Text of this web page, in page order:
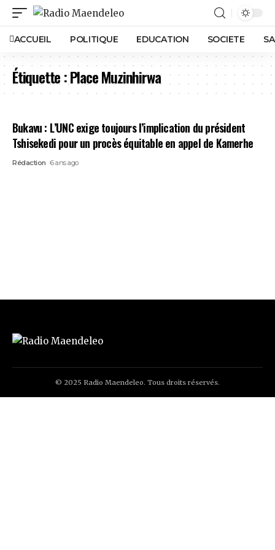
ACCUEIL POLITIQUE EDUCATION SOCIETE
Étiquette :Place Muzinhirwa
Bukavu : L’UNC exige toujours l’implication du président
Tshisekedi pour un procès équitable en appel de Kamerhe
Rédaction 6 ans ago
© 2025 Radio Maendeleo. Tous droits réservés.